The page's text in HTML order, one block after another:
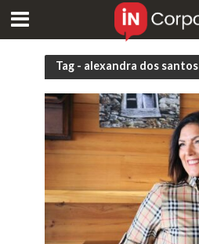
Tag - alexandra dos santos